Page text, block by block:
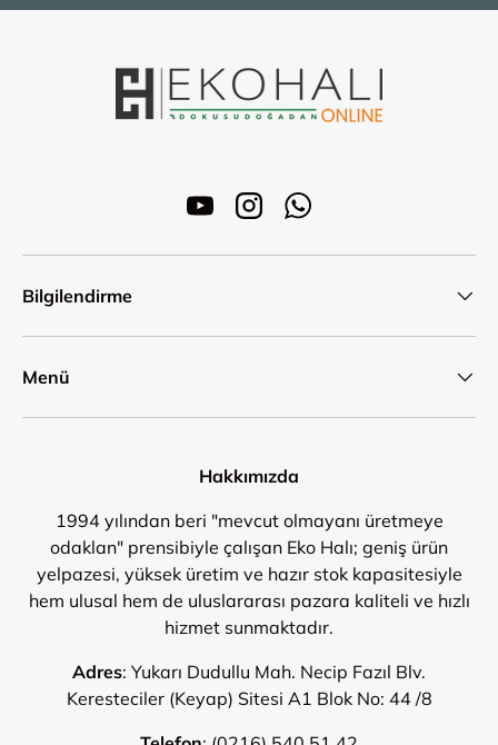
YouTubeInstagramWhatsApp
Bilgilendirme
Menü
Hakkımızda
1994 yılından beri "mevcut olmayanı üretmeye
odaklan" prensibiyle çalışan Eko Halı; geniş ürün
yelpazesi, yüksek üretim ve hazır stok kapasitesiyle
hem ulusal hem de uluslararası pazara kaliteli ve hızlı
hizmet sunmaktadır.
Adres: Yukarı Dudullu Mah. Necip Fazıl Blv.
Keresteciler (Keyap) Sitesi A1 Blok No: 44 /8